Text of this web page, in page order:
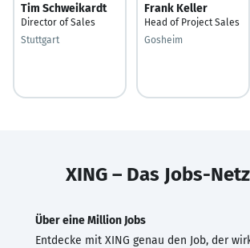
Tim Schweikardt
Director of Sales
Stuttgart
Frank Keller
Head of Project Sales
Gosheim
XING – Das Jobs-
Über eine Million Jobs
Entdecke mit XING genau den Job, der